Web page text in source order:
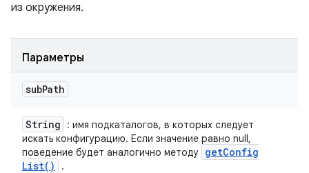
из окружения.
Параметры
subPath
String
: имя подкаталогов, в которых следует
искать конфигурацию. Если значение равно null,
поведение будет аналогично методу getConfig
List( ) .